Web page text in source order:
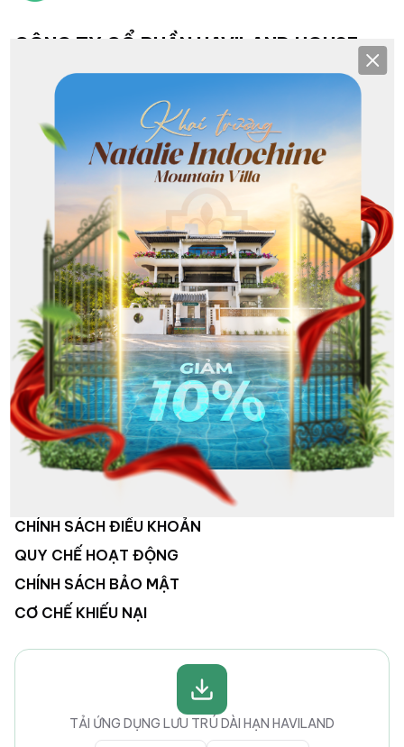
CÔNG TY CỔ PHẦN HAVILAND HOUSE
TRỤ SỞ & CHI NHÁNH
Hội sở: 193 Nguyễn Văn Linh, Hải Châu, Đà Nẵng
CN NHS: 25-27 Khuê Mỹ Đông 3, Ngũ Hành Sơn, Đà Nẵng
CN Sơn Trà: Lô G1 Phạm Văn Đồng, Sơn Trà, Đà Nẵng
CN Hoà Xuân: 368 Nguyễn Phước Lan, Hoà Xuân, Đà Nẵng
CN Liên Chiểu: 213 Nguyễn Sinh Sắc, Hòa Khánh, Đà Nẵng
VỀ CHÚNG TÔI
HỆ THỐNG KHÁCH SẠN
HOẠT ĐỘNG CÔNG TY
TUYỂN DỤNG
LIÊN HỆ
CHÍNH SÁCH ĐIỀU KHOẢN
QUY CHẾ HOẠT ĐỘNG
CHÍNH SÁCH BẢO MẬT
CƠ CHẾ KHIẾU NẠI
TẢI ỨNG DỤNG LƯU TRÚ DÀI HẠN HAVILAND